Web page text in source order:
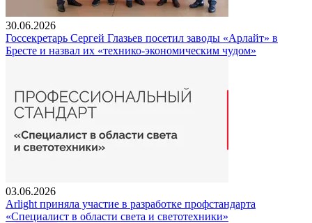
30.06.2026
Госсекретарь Сергей Глазьев посетил заводы «Арлайт» в
Бресте и назвал их «технико-экономическим чудом»
03.06.2026
Arlight приняла участие в разработке профстандарта
«Специалист в области света и светотехники»